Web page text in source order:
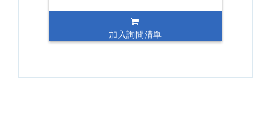
加入詢問清單